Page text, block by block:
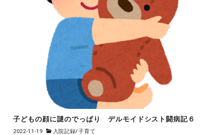
子どもの顔に謎のでっぱり デルモイドシスト闘病記６
2022-11-19 入院記録/子育て